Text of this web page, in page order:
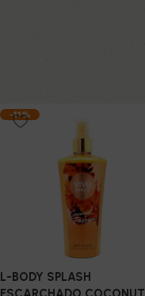
-11%
L-BODY SPLASH